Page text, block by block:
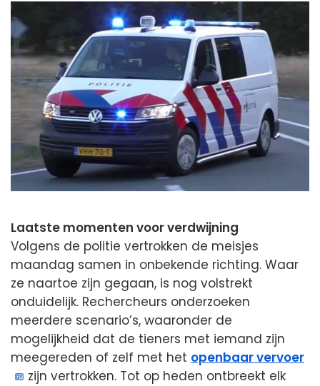
Laatste momenten voor verdwijning
Volgens de politie vertrokken de meisjes
maandag samen in onbekende richting. Waar
ze naartoe zijn gegaan, is nog volstrekt
onduidelijk. Rechercheurs onderzoeken
meerdere scenario’s, waaronder de
mogelijkheid dat de tieners met iemand zijn
meegereden of zelf met het openbaar vervoer
zijn vertrokken. Tot op heden ontbreekt elk